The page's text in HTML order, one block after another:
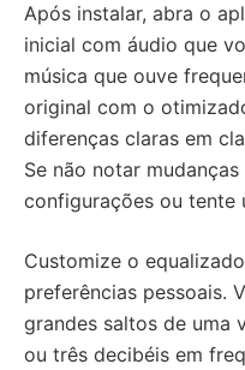
Após instalar, abra o
inicial com áudio que
música que ouve
original com o
diferenças claras em
Se não notar
configurações ou tente
Customize o
preferências pessoais.
grandes saltos de uma
ou três decibéis em